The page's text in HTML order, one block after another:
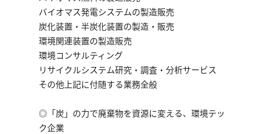
バイオマス発電システムの製造販売
炭化装置・半炭化装置の製造・販売
環境関連装置の製造販売
環境コンサルティング
リサイクルシステム研究・調査・分析サービス
その他上記に付随する業務全般
◎「炭」の力で廃棄物を資源に変える、環境テッ
ク企業